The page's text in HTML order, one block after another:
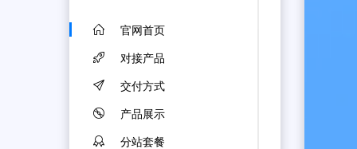
官网首页
对接产品
交付方式
产品展示
分站套餐